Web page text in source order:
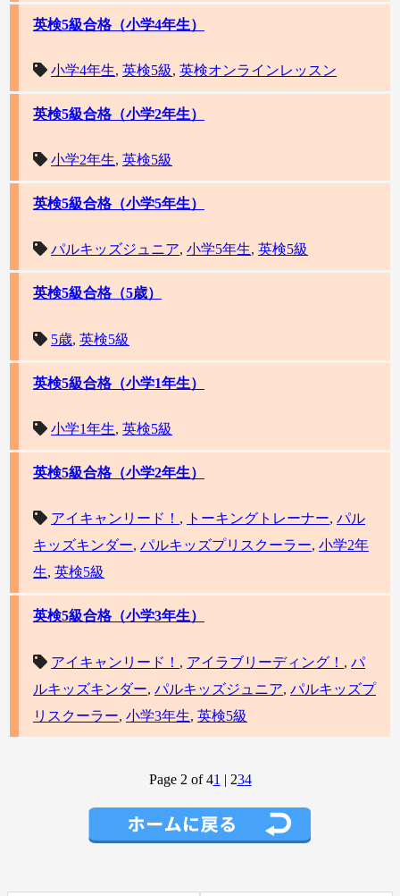
英検5級合格（小学4年生）
小学4年生, 英検5級, 英検オンラインレッスン
英検5級合格（小学2年生）
小学2年生, 英検5級
英検5級合格（小学5年生）
パルキッズジュニア, 小学5年生, 英検5級
英検5級合格（5歳）
5歳, 英検5級
英検5級合格（小学1年生）
小学1年生, 英検5級
英検5級合格（小学2年生）
アイキャンリード！ , トーキングトレーナー, パル
キッズキンダー, パルキッズプリスクーラー, 小学2年
生, 英検5級
英検5級合格（小学3年生）
アイキャンリード！ , アイラブリーディング！ , パ
ルキッズキンダー, パルキッズジュニア, パルキッズプ
リスクーラー, 小学3年生, 英検5級
Page 2 of 41 | 234